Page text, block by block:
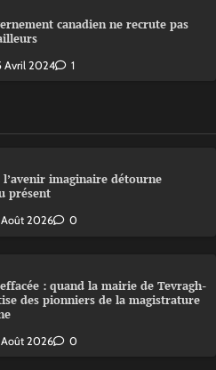
canadien ne recrute pas
Avril 2024 1
l’avenir imaginaire détourne
présent
2026 0
: quand la mairie de Tevragh-
des pionniers de la magistrature
2026 0